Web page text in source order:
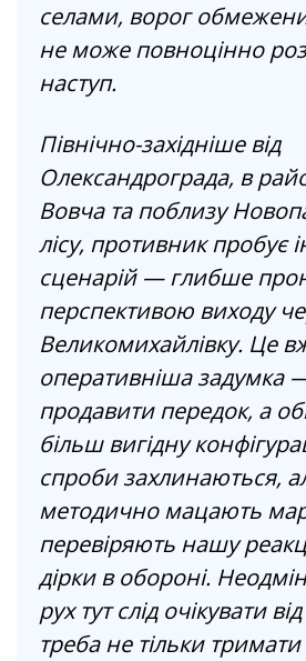
селами, ворог
не може повноцінно
наступ.
Північно-західніше від
Олександрограда, в
Вовча та поблизу
лісу, противник пробує
сценарій — глибше
перспективою виходу
Великомихайлівку. Це
оперативніша задумка
продавити передок, а
більш вигідну
спроби захлинаються,
методично мацають
перевіряють нашу
дірки в обороні.
рух тут слід очікувати
треба не тільки тримати